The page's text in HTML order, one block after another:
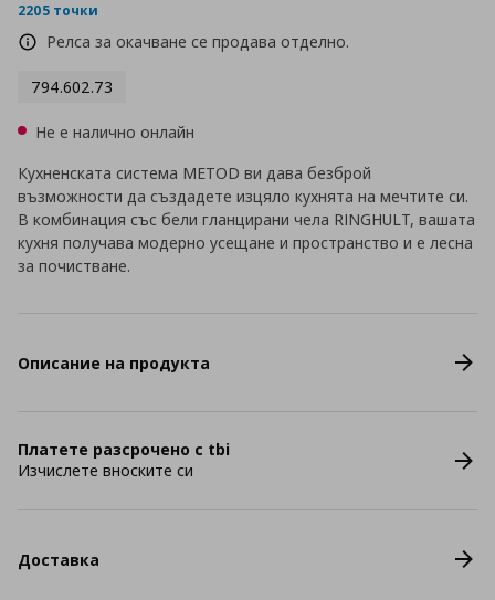
2205 точки
Релса за окачване се продава отделно.
794.602.73
Не е налично онлайн
Кухненската система METOD ви дава безброй
възможности да създадете изцяло кухнята на мечтите си.
В комбинация със бели гланцирани чела RINGHULT, вашата
кухня получава модерно усещане и пространство и е лесна
за почистване.
Описание на продукта
Платете разсрочено с tbi
Изчислете вноските си
Доставка